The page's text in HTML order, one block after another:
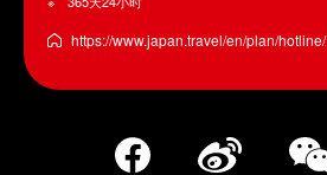
https://www.japan.travel/en/plan/hotline/